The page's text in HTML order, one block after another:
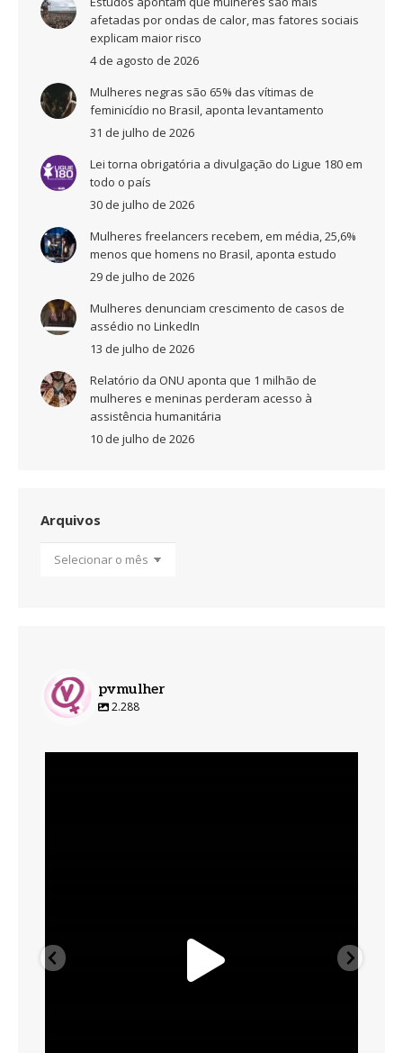
afetadas por ondas de calor, mas fatores sociais
explicam maior risco
4 de agosto de 2026
Mulheres negras são 65% das vítimas de
feminicídio no Brasil, aponta levantamento
31 de julho de 2026
Lei torna obrigatória a divulgação do Ligue 180 em
todo o país
30 de julho de 2026
Mulheres freelancers recebem, em média, 25,6%
menos que homens no Brasil, aponta estudo
29 de julho de 2026
Mulheres denunciam crescimento de casos de
assédio no LinkedIn
13 de julho de 2026
Relatório da ONU aponta que 1 milhão de
mulheres e meninas perderam acesso à
assistência humanitária
10 de julho de 2026
Arquivos
pvmulher
2.288